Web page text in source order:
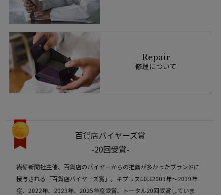
Repair
修理について
百貨店バイヤーズ賞
-20回受賞-
繊研新聞社主催、百貨店のバイヤーからの推薦が多かったブランドに
授与される「百貨店バイヤーズ賞」。キプリスはは2003年〜2019年
度、2022年、2023年、2025年度受賞、トータル20回受賞していま